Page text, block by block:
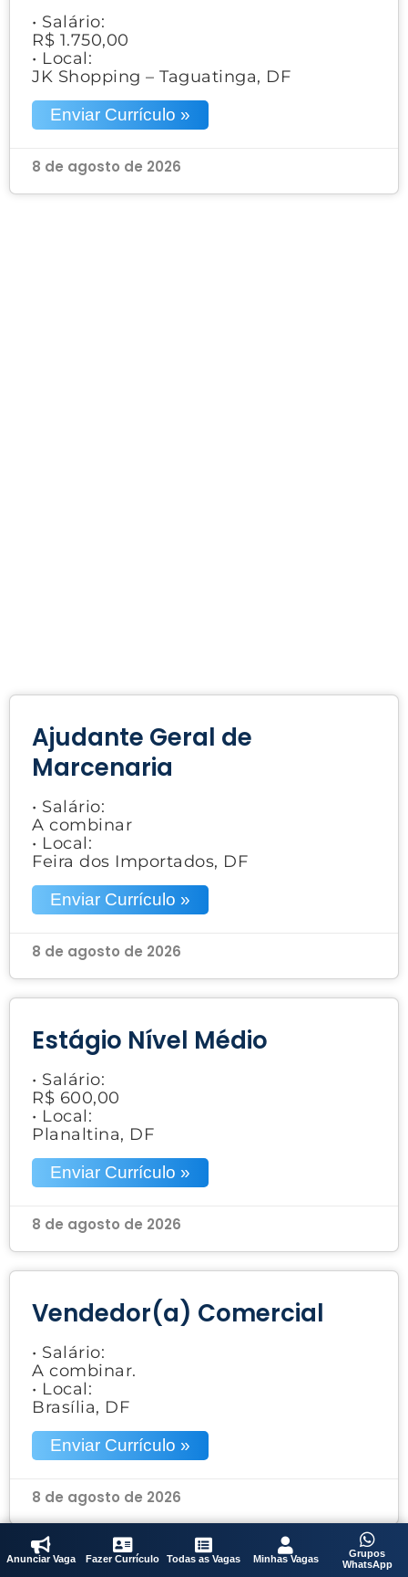
• Salário:
R$ 1.750,00
• Local:
JK Shopping – Taguatinga, DF
Enviar Currículo »
8 de agosto de 2026
Ajudante Geral de
Marcenaria
• Salário:
A combinar
• Local:
Feira dos Importados, DF
Enviar Currículo »
8 de agosto de 2026
Estágio Nível Médio
• Salário:
R$ 600,00
• Local:
Planaltina, DF
Enviar Currículo »
8 de agosto de 2026
Vendedor(a) Comercial
• Salário:
A combinar.
• Local:
Brasília, DF
Enviar Currículo »
8 de agosto de 2026
Anunciar Vaga Fazer Currículo Todas as Vagas Minhas Vagas
Grupos
WhatsApp